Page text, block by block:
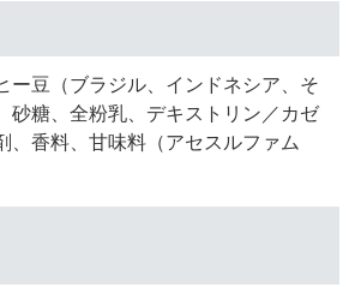
ー豆（ブラジル、インドネシア、そ
砂糖、全粉乳、デキストリン／カゼ
、香料、甘味料（アセスルファム